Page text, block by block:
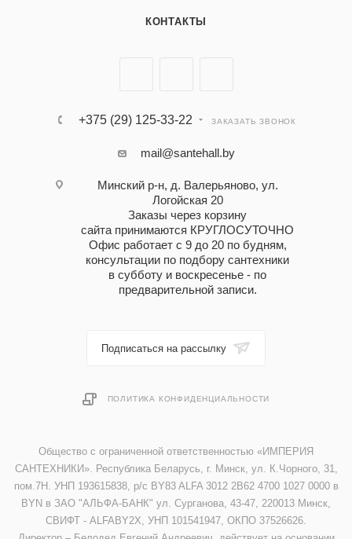
КОНТАКТЫ
+375 (29) 125-33-22 ЗАКАЗАТЬ ЗВОНОК
mail@santehall.by
Минский р-н, д. Валерьяново, ул.
Логойская 20
Заказы через корзину
сайта принимаются КРУГЛОСУТОЧНО
Офис работает с 9 до 20 по будням,
консультации по подбору сантехники
в субботу и воскресенье - по
предварительной записи.
Подписаться на рассылку
ПОЛИТИКА КОНФИДЕНЦИАЛЬНОСТИ
Общество с ограниченной ответственностью «ИМПЕРИЯ
САНТЕХНИКИ». Республика Беларусь, г. Минск, ул. К.Чорного, 31,
пом.7Н. УНП 193615838, р/с BY83 ALFA 3012 2B62 4700 1027 0000 в
BYN в ЗАО "АЛЬФА-БАНК" ул. Сурганова, 43-47, 220013 Минск,
СВИФТ - ALFABY2X, УНП 101541947, ОКПО 37526626.